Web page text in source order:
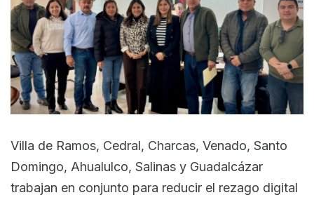
Villa de Ramos, Cedral, Charcas, Venado, Santo
Domingo, Ahualulco, Salinas y Guadalcázar
trabajan en conjunto para reducir el rezago digital